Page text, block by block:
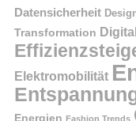
Datensicherheit
Transformation
Elektromobilität
Energien Fashion Trends